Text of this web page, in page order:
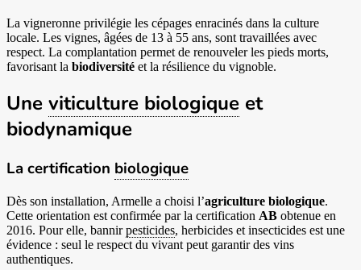
La vigneronne privilégie les cépages enracinés dans la culture
locale. Les vignes, âgées de 13 à 55 ans, sont travaillées avec
respect. La complantation permet de renouveler les pieds morts,
favorisant la biodiversité et la résilience du vignoble.
Une viticulture biologique et
biodynamique
La certification biologique
Dès son installation, Armelle a choisi l’agriculture biologique.
Cette orientation est confirmée par la certification AB obtenue en
2016. Pour elle, bannirpesticides, herbicides et insecticides est une
évidence : seul le respect du vivant peut garantir des vins
authentiques.